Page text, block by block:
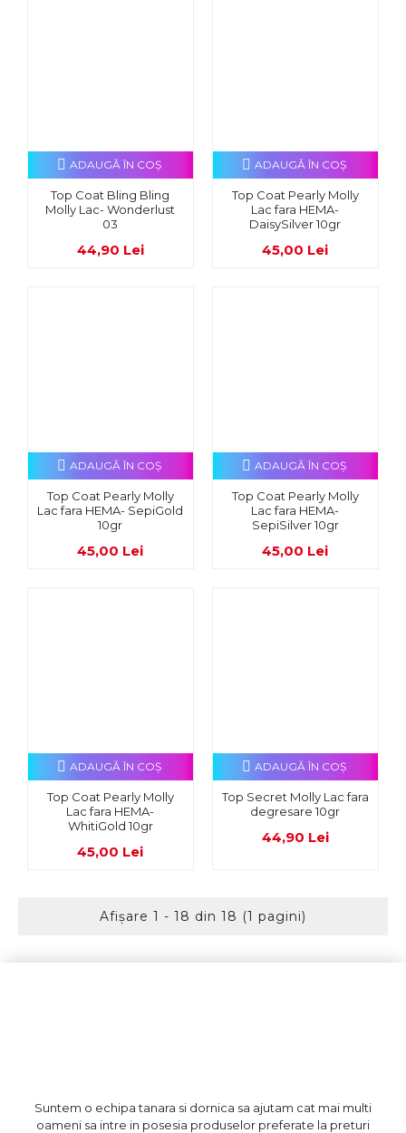
Top Coat Bling Bling
Molly Lac- Wonderlust
03
44,90 Lei
ADAUGĂ ÎN COŞ
Top Coat Pearly Molly
Lac fara HEMA-
DaisySilver 10gr
45,00 Lei
ADAUGĂ ÎN COŞ
Top Coat Pearly Molly
Lac fara HEMA- SepiGold
10gr
45,00 Lei
ADAUGĂ ÎN COŞ
Top Coat Pearly Molly
Lac fara HEMA-
SepiSilver 10gr
45,00 Lei
ADAUGĂ ÎN COŞ
Top Coat Pearly Molly
Lac fara HEMA-
WhitiGold 10gr
45,00 Lei
ADAUGĂ ÎN COŞ
Top Secret Molly Lac fara
degresare 10gr
44,90 Lei
ADAUGĂ ÎN COŞ
Afişare 1 - 18 din 18 (1 pagini)
Suntem o echipa tanara si dornica sa ajutam cat mai multi
oameni sa intre in posesia produselor preferate la preturi